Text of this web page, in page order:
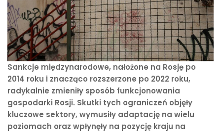
Sankcje międzynarodowe, nałożone na Rosję po
2014 roku i znacząco rozszerzone po 2022 roku,
radykalnie zmieniły sposób funkcjonowania
gospodarki Rosji. Skutki tych ograniczeń objęły
kluczowe sektory, wymusiły adaptację na wielu
poziomach oraz wpłynęły na pozycję kraju na